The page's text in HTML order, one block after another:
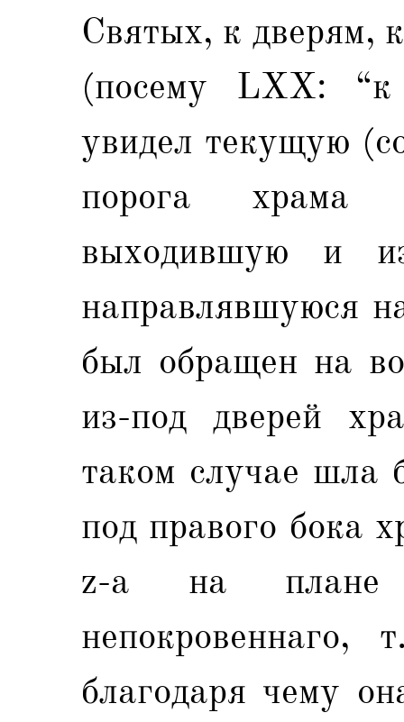
Cвятых, к дверям,
(посему LХХ: “к
увидел текущую
порога храма
выходившую и
направлявшуюся
был обращен на
из-под дверей
таком случае шла
под правого бока
z-а на
благодаря чему